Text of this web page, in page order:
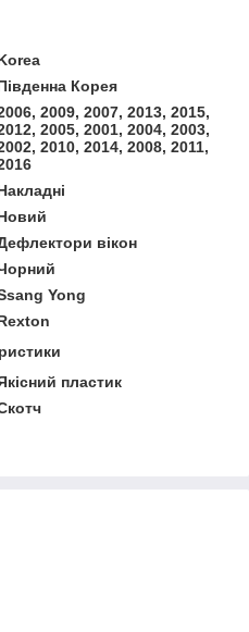
Корея
2009, 2007, 2013, 2015,
2005, 2001, 2004, 2003,
2010, 2014, 2008, 2011,
вікон
Yong
пластик